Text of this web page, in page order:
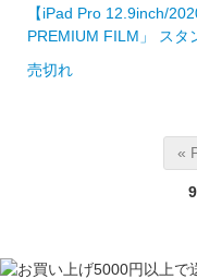
【iPad Pro 12.9inch/
PREMIUM FILM」 スタ
売切れ
«
9